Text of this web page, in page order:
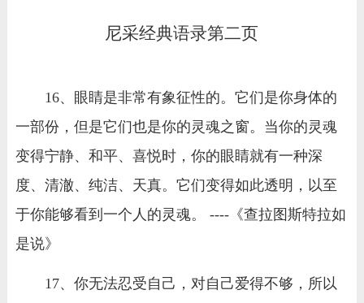
尼采经典语录第二页
16、眼睛是非常有象征性的。它们是你身体的
一部份，但是它们也是你的灵魂之窗。当你的灵魂
变得宁静、和平、喜悦时，你的眼睛就有一种深
度、清澈、纯洁、天真。它们变得如此透明，以至
于你能够看到一个人的灵魂。 ----《查拉图斯特拉如
是说》
17、你无法忍受自己，对自己爱得不够，所以